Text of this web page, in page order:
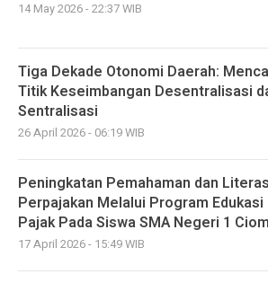
14 May 2026 - 22:37 WIB
Tiga Dekade Otonomi Daerah:
Titik Keseimbangan Desentralisasi
Sentralisasi
26 April 2026 - 06:19 WIB
Peningkatan Pemahaman dan
Perpajakan Melalui Program Edukasi
Pajak Pada Siswa SMA Negeri 1
17 April 2026 - 15:49 WIB